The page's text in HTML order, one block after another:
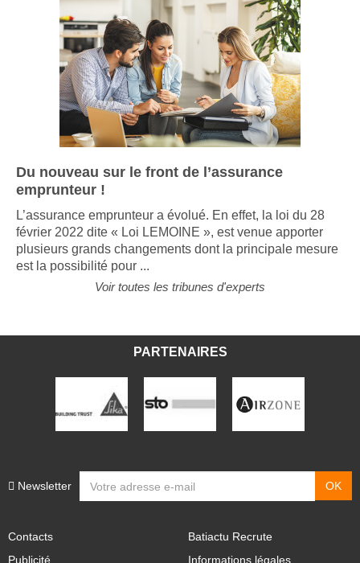
Du nouveau sur le front de l’assurance
emprunteur !
L’assurance emprunteur a évolué. En effet, la loi du 28
février 2022 dite « Loi LEMOINE », est venue apporter
plusieurs grands changements dont la principale mesure
est la possibilité pour ...
Voir toutes les tribunes d'experts
PARTENAIRES
Newsletter
Contacts
Publicité
Batiactu Recrute
Informations légales